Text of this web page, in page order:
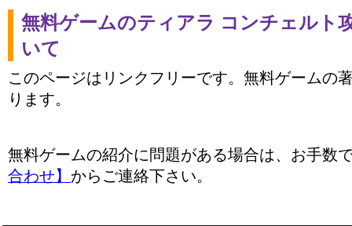
無料ゲームのティアラ コンチェルト
いて
このページはリンクフリーです。無料ゲームの
ります。
無料ゲームの紹介に問題がある場合は、お手数
合わせ】 からご連絡下さい。